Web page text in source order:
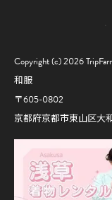
Copyright (c) 2026
和服
〒605-0802
京都府京都市東山区大